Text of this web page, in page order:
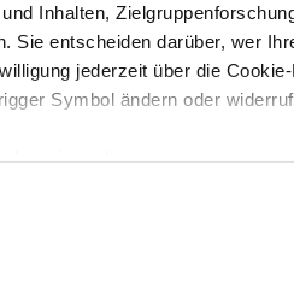
Inhalten,
Sie entscheiden darüber, wer
jederzeit über die
Symbol ändern oder
(familarity)
(Erinnerung)
zu so genannten